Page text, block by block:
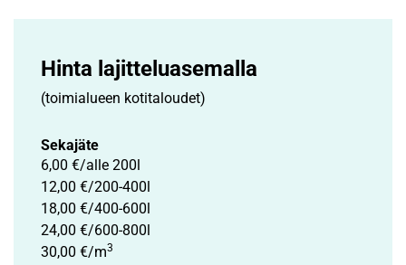
Hinta lajittelu­asemalla
(toimialueen kotitaloudet)
Sekajäte
6,00 €/alle 200l
12,00 €/200-400l
18,00 €/400-600l
24,00 €/600-800l
30,00 €/m3